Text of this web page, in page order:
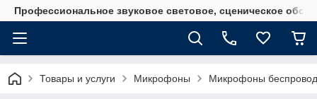
Профессиональное звуковое световое, сценическое
Товары и услуги Микрофоны Микрофоны